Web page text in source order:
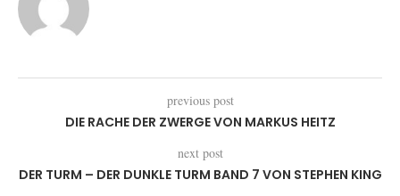
previous post
DIE RACHE DER ZWERGE VON MARKUS HEITZ
next post
DER TURM – DER DUNKLE TURM BAND 7 VON STEPHEN KING